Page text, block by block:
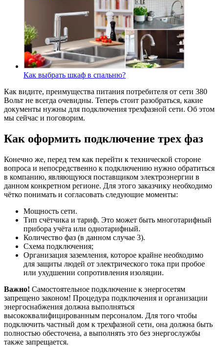
Как выбрать шкаф в спальню?
Как видите, преимущества питания потребителя от сети 380
Вольт не всегда очевидны. Теперь стоит разобраться, какие
документы нужны для подключения трехфазной сети. Об этом
мы сейчас и поговорим.
Как оформить подключение трех фаз
Конечно же, перед тем как перейти к технической стороне
вопроса и непосредственно к подключению нужно обратиться
в компанию, являющуюся поставщиком электроэнергии в
данном конкретном регионе. Для этого заказчику необходимо
чётко понимать и согласовать следующие моменты:
Мощность сети.
Тип счётчика и тариф. Это может быть многотарифный
прибора учёта или однотарифный.
Количество фаз (в данном случае 3).
Схема подключения;
Организация заземления, которое крайне необходимо
для защиты людей от электрического тока при пробое
или ухудшении сопротивления изоляции.
Важно! Самостоятельное подключение к энергосетям
запрещено законом! Процедура подключения и организации
энергоснабжения должна выполняться
высококвалифицированным персоналом. Для того чтобы
подключить частный дом к трехфазной сети, она должна быть
полностью обесточена, а выполнять это без энергослужбы
также запрещается.